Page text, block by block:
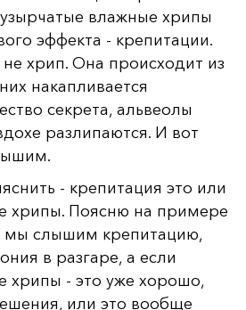
влажные хрипы
эффекта - крепитации.
хрип. Она происходит из
накапливается
секрета, альвеолы
разлипаются. И вот
- крепитация это или
хрипы. Поясню на примере
мы слышим крепитацию,
в разгаре, а если
хрипы - это уже хорошо,
или это вообще